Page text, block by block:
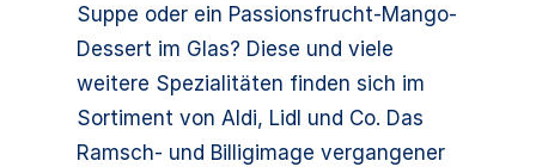
Suppe oder ein Passionsfrucht-Mango-
Dessert im Glas? Diese und viele
weitere Spezialitäten finden sich im
Sortiment von Aldi, Lidl und Co. Das
Ramsch- und Billigimage vergangener